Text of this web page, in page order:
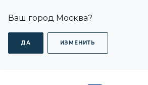
Ваш город Москва?
ДА ИЗМЕНИТЬ